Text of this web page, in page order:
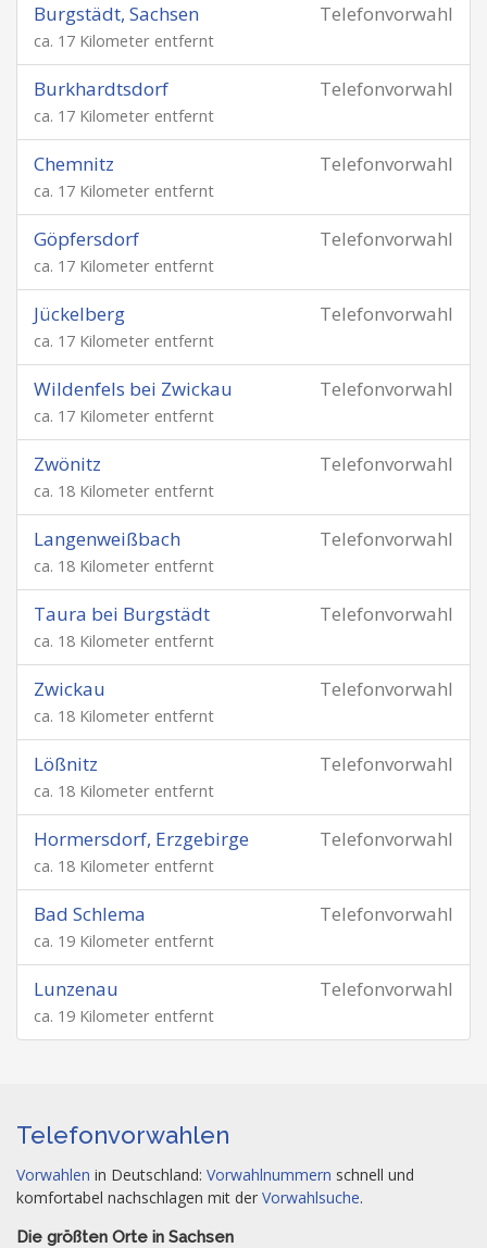
Telefonvorwahl
Burgstädt, Sachsen
ca. 17 Kilometer entfernt
Telefonvorwahl
Burkhardtsdorf
ca. 17 Kilometer entfernt
Telefonvorwahl
Chemnitz
ca. 17 Kilometer entfernt
Telefonvorwahl
Göpfersdorf
ca. 17 Kilometer entfernt
Telefonvorwahl
Jückelberg
ca. 17 Kilometer entfernt
Telefonvorwahl
Wildenfels bei Zwickau
ca. 17 Kilometer entfernt
Telefonvorwahl
Zwönitz
ca. 18 Kilometer entfernt
Telefonvorwahl
Langenweißbach
ca. 18 Kilometer entfernt
Telefonvorwahl
Taura bei Burgstädt
ca. 18 Kilometer entfernt
Telefonvorwahl
Zwickau
ca. 18 Kilometer entfernt
Telefonvorwahl
Lößnitz
ca. 18 Kilometer entfernt
Telefonvorwahl
Hormersdorf, Erzgebirge
ca. 18 Kilometer entfernt
Telefonvorwahl
Bad Schlema
ca. 19 Kilometer entfernt
Telefonvorwahl
Lunzenau
ca. 19 Kilometer entfernt
Telefonvorwahlen
Vorwahlen in Deutschland: Vorwahlnummern schnell und
komfortabel nachschlagen mit der Vorwahlsuche.
Die größten Orte in Sachsen